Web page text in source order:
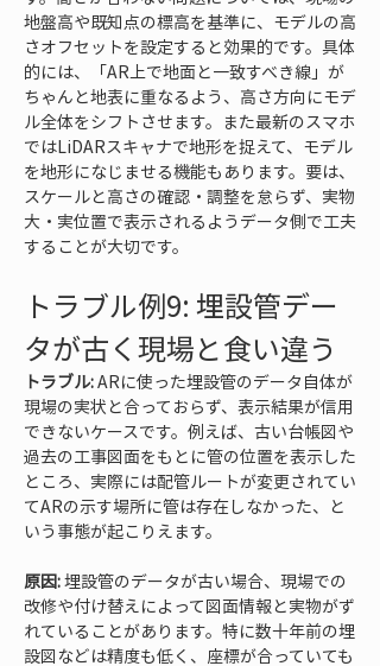
地盤高や既知点の標高を基準に、モデルの高
さオフセットを設定すると効果的です。具体
的には、「AR上で地面と一致すべき線」が
ちゃんと地表に重なるよう、高さ方向にモデ
ル全体をシフトさせます。また最新のスマホ
ではLiDARスキャナで地形を捉えて、モデル
を地形になじませる機能もあります。要は、
スケールと高さの確認・調整を怠らず、実物
大・実位置で表示されるようデータ側で工夫
することが大切です。
トラブル例9: 埋設管デー
タが古く現場と食い違う
トラブル: ARに使った埋設管のデータ自体が
現場の実状と合っておらず、表示結果が信用
できないケースです。例えば、古い台帳図や
過去の工事図面をもとに管の位置を表示した
ところ、実際には配管ルートが変更されてい
てARの示す場所に管は存在しなかった、と
いう事態が起こりえます。
原因: 埋設管のデータが古い場合、現場での
改修や付け替えによって図面情報と実物がず
れていることがあります。特に数十年前の埋
設図などは精度も低く、座標が合っていても